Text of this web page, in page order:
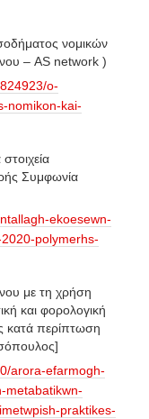
νομικών
– AS network )
o-
nomikon-kai-
Συμφωνία
ekoesewn-
polymerhs-
με τη χρήση
και φορολογική
κατά περίπτωση
arora-efarmogh-
metabatikwn-
praktikes-